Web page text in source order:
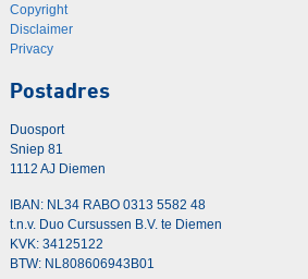
Copyright
Disclaimer
Privacy
Postadres
Duosport
Sniep 81
1112 AJ Diemen
IBAN: NL34 RABO 0313 5582 48
t.n.v. Duo Cursussen B.V. te Diemen
KVK: 34125122
BTW: NL808606943B01